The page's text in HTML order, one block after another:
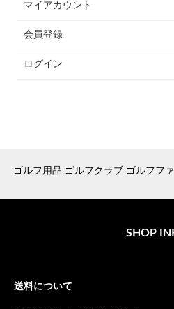
マイアカウント
会員登録
ログイン
ゴルフ用品 ゴルフクラブ ゴルフフ
SHOP
送料について